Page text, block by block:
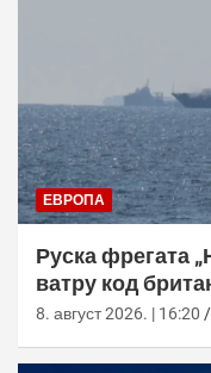
ЕВРОПА
Руска фрегата
ватру код
морнарица
8. август 2026. | 16:20